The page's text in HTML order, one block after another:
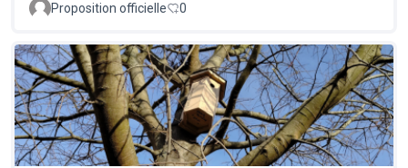
Proposition officielle 0